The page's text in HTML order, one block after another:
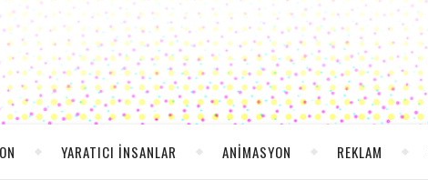
YARATICI INSANLAR ANIMASYON REKLAM